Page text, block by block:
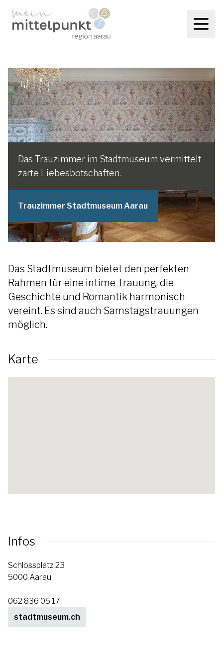
Das Trauzimmer im Stadtmuseum vermittelt
zarte Liebesbotschaften.
Trauzimmer Stadtmuseum Aarau
Das Stadtmuseum bietet den perfekten
Rahmen für eine intime Trauung, die
Geschichte und Romantik harmonisch
vereint. Es sind auch Samstagstrauungen
möglich.
Karte
Infos
Schlossplatz 23
5000 Aarau
062 836 05 17
stadtmuseum.ch